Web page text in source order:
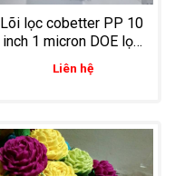
Lõi lọc cobetter PP 10
inch 1 micron DOE lọc
dược siro, thuốc nước
đóng chai
Liên hệ